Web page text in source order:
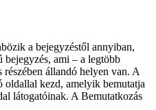
a bejegyzéstől annyiban,
ami – a legtöbb
állandó helyen van. A
oldallal kezd, amelyik bemutatja
látogatóinak. A Bemutatkozás